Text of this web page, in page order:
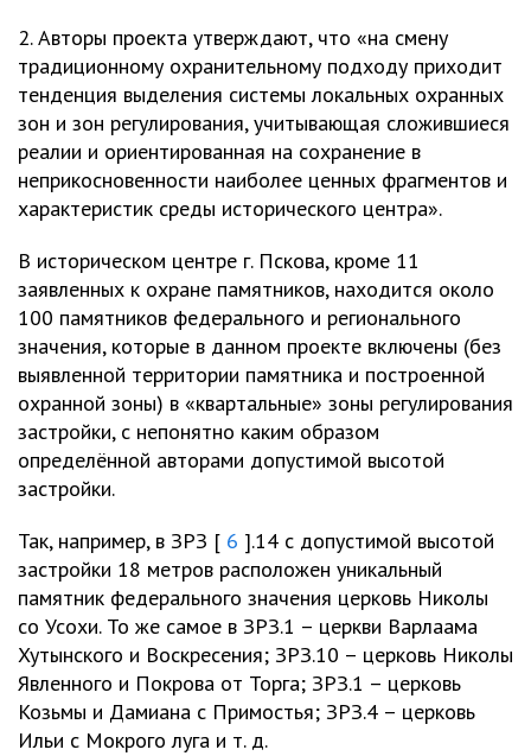
2. Авторы проекта утверждают, что «на смену
традиционному охранительному подходу приходит
тенденция выделения системы локальных охранных
зон и зон регулирования, учитывающая сложившиеся
реалии и ориентированная на сохранение в
неприкосновенности наиболее ценных фрагментов и
характеристик среды исторического центра».
В историческом центре г. Пскова, кроме 11
заявленных к охране памятников, находится около
100 памятников федерального и регионального
значения, которые в данном проекте включены (без
выявленной территории памятника и построенной
охранной зоны) в «квартальные» зоны регулирования
застройки, с непонятно каким образом
определённой авторами допустимой высотой
застройки.
Так, например, в ЗРЗ [ 6 ].14 с допустимой высотой
застройки 18 метров расположен уникальный
памятник федерального значения церковь Николы
со Усохи. То же самое в ЗРЗ.1 – церкви Варлаама
Хутынского и Воскресения; ЗРЗ.10 – церковь Николы
Явленного и Покрова от Торга; ЗРЗ.1 – церковь
Козьмы и Дамиана с Примостья; ЗРЗ.4 – церковь
Ильи с Мокрого луга и т. д.